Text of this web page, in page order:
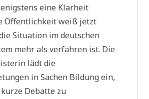
eine Klarheit
Öffentlichkeit weiß jetzt
Situation im deutschen
mehr als verfahren ist. Die
lädt die
in Sachen Bildung ein,
Debatte zu